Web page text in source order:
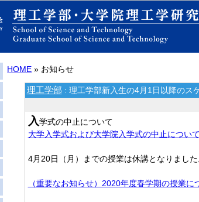
HOME » お知らせ
理工学部 : 理工学部新入生の4月1日以降のス
入学式の中止について
大学入学式および大学院入学式の中止につい
4月20日（月）までの授業は休講となりました
（重要なお知らせ）2020年度春学期の授業に